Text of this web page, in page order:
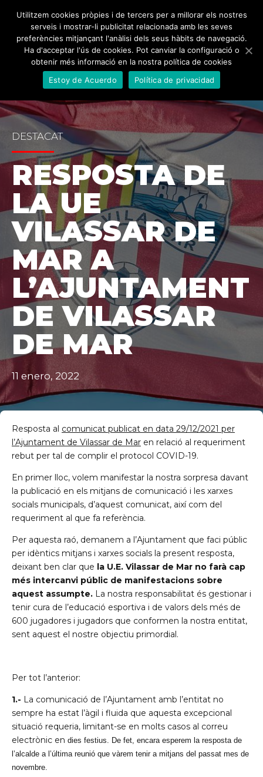
DESTACAT
RESPOSTA DE
LA UE
VILASSAR DE
MAR A
L’AJUNTAMENT
DE VILASSAR
DE MAR
11 enero, 2022
Resposta al comunicat publicat en data 29/12/2021 per
l’Ajuntament de Vilassar de Mar en relació al requeriment
rebut per tal de complir el protocol COVID-19.
En primer lloc, volem manifestar la nostra sorpresa davant
la publicació en els mitjans de comunicació i les xarxes
socials municipals, d’aquest comunicat, així com del
requeriment al que fa referència.
Per aquesta raó, demanem a l’Ajuntament que faci públic
per idèntics mitjans i xarxes socials la present resposta,
deixant ben clar que la U.E. Vilassar de Mar no farà cap
més intercanvi públic de manifestacions sobre
aquest assumpte. La nostra responsabilitat és gestionar i
tenir cura de l’educació esportiva i de valors dels més de
600 jugadores i jugadors que conformen la nostra entitat,
sent aquest el nostre objectiu primordial.
Per tot l’anterior:
1.- La comunicació de l’Ajuntament amb l’entitat no
sempre ha estat l’àgil i fluida que aquesta excepcional
situació requeria, limitant-se en molts casos al correu
electrònic en dies festius. De fet, encara esperem la resposta de
l’alcalde a l’última reunió que vàrem tenir a mitjans del passat mes de
novembre.
Utilitzem cookies pròpies i de tercers per a millorar els nostres
serveis i mostrar-li publicitat relacionada amb les seves
preferències mitjançant l'anàlisi dels seus hàbits de navegació.
Ha d'acceptar l'ús de cookies. Pot canviar la configuració o
obtenir més informació en la nostra política de cookies
Estoy de Acuerdo
Política de privacidad